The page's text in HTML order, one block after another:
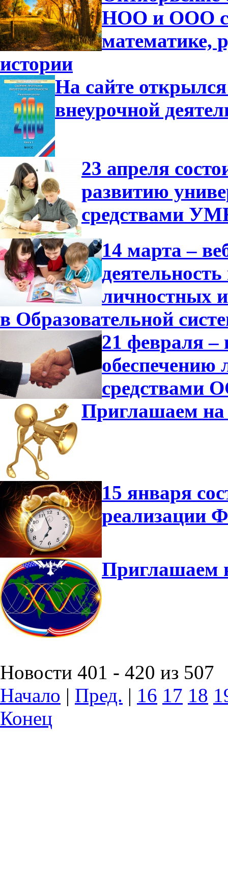
НОО и ООО
математике,
истории
На сайте
внеурочной
23 апреля
развитию
средствами
14 марта –
личностных
в Образовательной
21 февраля
обеспечению
средствами
Приглашаем на
15 января
реализации
Приглашаем
Новости 401 - 420 из 507
Начало | Пред. | 16 17 18
Конец